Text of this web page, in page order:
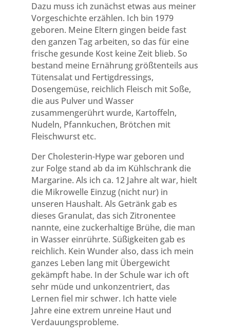
Dazu muss ich zunächst etwas aus meiner
Vorgeschichte erzählen. Ich bin 1979
geboren. Meine Eltern gingen beide fast
den ganzen Tag arbeiten, so das für eine
frische gesunde Kost keine Zeit blieb. So
bestand meine Ernährung größtenteils aus
Tütensalat und Fertigdressings,
Dosengemüse, reichlich Fleisch mit Soße,
die aus Pulver und Wasser
zusammengerührt wurde, Kartoffeln,
Nudeln, Pfannkuchen, Brötchen mit
Fleischwurst etc.
Der Cholesterin-Hype war geboren und
zur Folge stand ab da im Kühlschrank die
Margarine. Als ich ca. 12 Jahre alt war, hielt
die Mikrowelle Einzug (nicht nur) in
unseren Haushalt. Als Getränk gab es
dieses Granulat, das sich Zitronentee
nannte, eine zuckerhaltige Brühe, die man
in Wasser einrührte. Süßigkeiten gab es
reichlich. Kein Wunder also, dass ich mein
ganzes Leben lang mit Übergewicht
gekämpft habe. In der Schule war ich oft
sehr müde und unkonzentriert, das
Lernen fiel mir schwer. Ich hatte viele
Jahre eine extrem unreine Haut und
Verdauungsprobleme.